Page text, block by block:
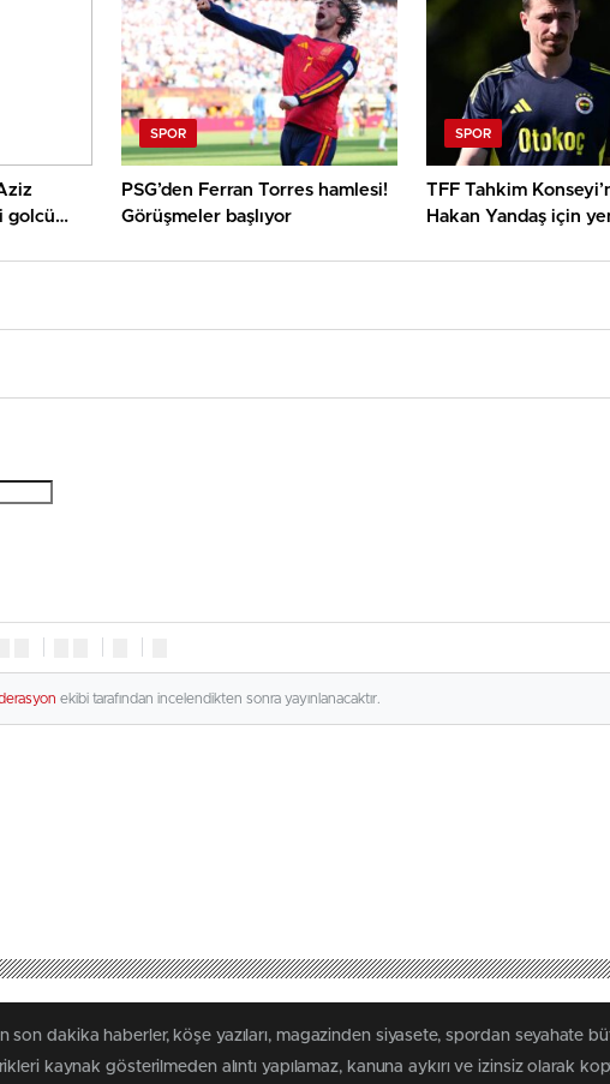
golcü
SPOR
PSG’den Ferran Torres hamlesi!
Görüşmeler başlıyor
SPOR
TFF Tahkim
Hakan Yandaş için
ekibi tarafından incelendikten sonra yayınlanacaktır.
son dakika haberler, köşe yazıları, magazinden siyasete, spordan seyahate
kaynak gösterilmeden alıntı yapılamaz, kanuna aykırı ve izinsiz olarak